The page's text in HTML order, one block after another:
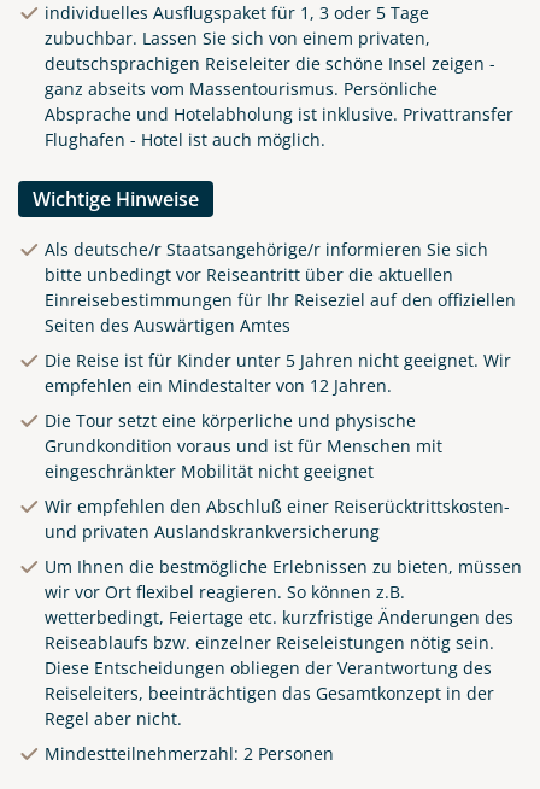
Küste von Madeira nahe
Santana
© Rulan - stock.adobe.com
individuelles Ausflugspaket für 1, 3 oder 5 Tage
zubuchbar. Lassen Sie sich von einem privaten,
deutschsprachigen Reiseleiter die schöne Insel zeigen -
ganz abseits vom Massentourismus. Persönliche
Absprache und Hotelabholung ist inklusive. Privattransfer
Flughafen - Hotel ist auch möglich.
Wichtige Hinweise
Als deutsche/r Staatsangehörige/r informieren Sie sich
bitte unbedingt vor Reiseantritt über die aktuellen
Einreisebestimmungen für Ihr Reiseziel auf den offiziellen
Seiten des Auswärtigen Amtes
Die Reise ist für Kinder unter 5 Jahren nicht geeignet. Wir
empfehlen ein Mindestalter von 12 Jahren.
Die Tour setzt eine körperliche und physische
Grundkondition voraus und ist für Menschen mit
eingeschränkter Mobilität nicht geeignet
Wir empfehlen den Abschluß einer Reiserücktrittskosten-
und privaten Auslandskrankversicherung
Um Ihnen die bestmögliche Erlebnissen zu bieten, müssen
wir vor Ort flexibel reagieren. So können z.B.
wetterbedingt, Feiertage etc. kurzfristige Änderungen des
Reiseablaufs bzw. einzelner Reiseleistungen nötig sein.
Diese Entscheidungen obliegen der Verantwortung des
Reiseleiters, beeinträchtigen das Gesamtkonzept in der
Regel aber nicht.
Mindestteilnehmerzahl: 2 Personen